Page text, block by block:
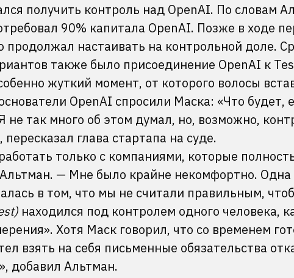
получить контроль над OpenAI. По словам
90% капитала OpenAI. Позже в ходе
продолжал настаивать на контрольной доле.
также было присоединение OpenAI к
жуткий момент, от которого волосы
OpenAI спросили Маска: «Что будет,
не так много об этом думал, но, возможно,
глава стартапа на суде.
только с компаниями, которые
— Мне было крайне некомфортно. Одна
в том, что мы не считали правильным,
находился под контролем одного человека,
Хотя Маск говорил, что со временем
взять на себя письменные обязательства
добавил Альтман.